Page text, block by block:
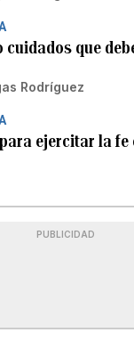
cuidados que
Rodríguez
ejercitar la fe
PUBLICIDAD